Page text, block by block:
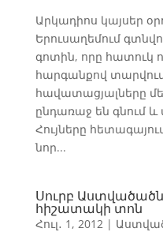
Արկադիոս կայսեր
Երուսաղեմում
գոտին, որը հատուկ
հարգանքով տարվում
հավատացյալները
ընդառաջ են գնում և
Հույները
նոր...
Սուրբ
հիշատակի տոն
Հուլ․ 1, 2012|